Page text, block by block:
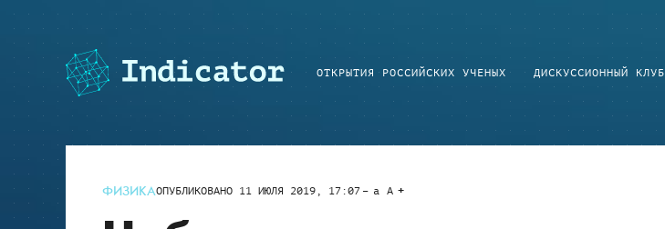
ОТКРЫТИЯ РОССИЙСКИХ УЧЕНЫХ ДИСКУССИОННЫЙ КЛУБ
ФИЗИКАОПУБЛИКОВАНО 11 ИЮЛЯ 2019, 17:07 a A